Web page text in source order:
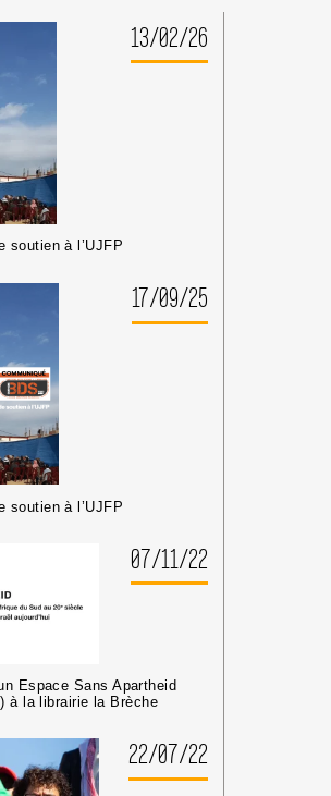
13/02/26
soutien à l’UJFP
17/09/25
soutien à l’UJFP
07/11/22
Espace Sans Apartheid
à la librairie la Brèche
22/07/22